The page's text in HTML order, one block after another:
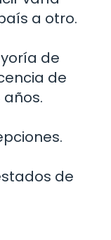
a otro.
de
de
años.
de